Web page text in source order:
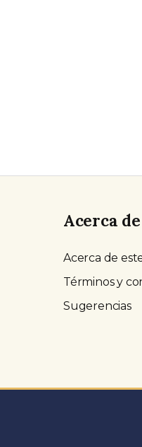
Acerca
Acerca de
Términos y
Sugerencias